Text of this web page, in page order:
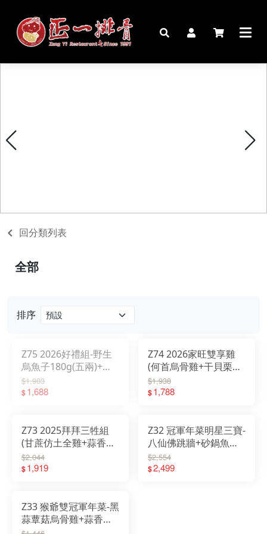
門市資訊
回分類列表
排序
Z75 2026好禮組-野生
烏魚子180g(五兩)+廣
式臘腸250g +精美提袋
$1,903
$1,688
Z74 2026家旺雙享雞
(何首烏骨雞+干貝栗子
雞)
$1,938
$1,788
Z73 2025拜拜三牲組
(甘蔗仿土全雞+蒜香蔥
燒刺海魚+古味燒肉)
$2,044
$1,919
Z32 冠軍年菜明星三寶-
八仙佛跳牆+砂鍋魚頭
+黑蒜蕈菇烏骨雞
$2,554
$2,499
Z33 猴爺雙冠軍年菜-黑
蒜蕈菇烏骨雞+蒜香蔥
燒刺海魚
全部